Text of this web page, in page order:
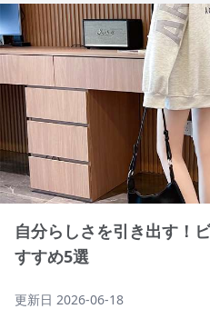
自分らしさを引き出す！
すすめ5選
更新日 2026-06-18